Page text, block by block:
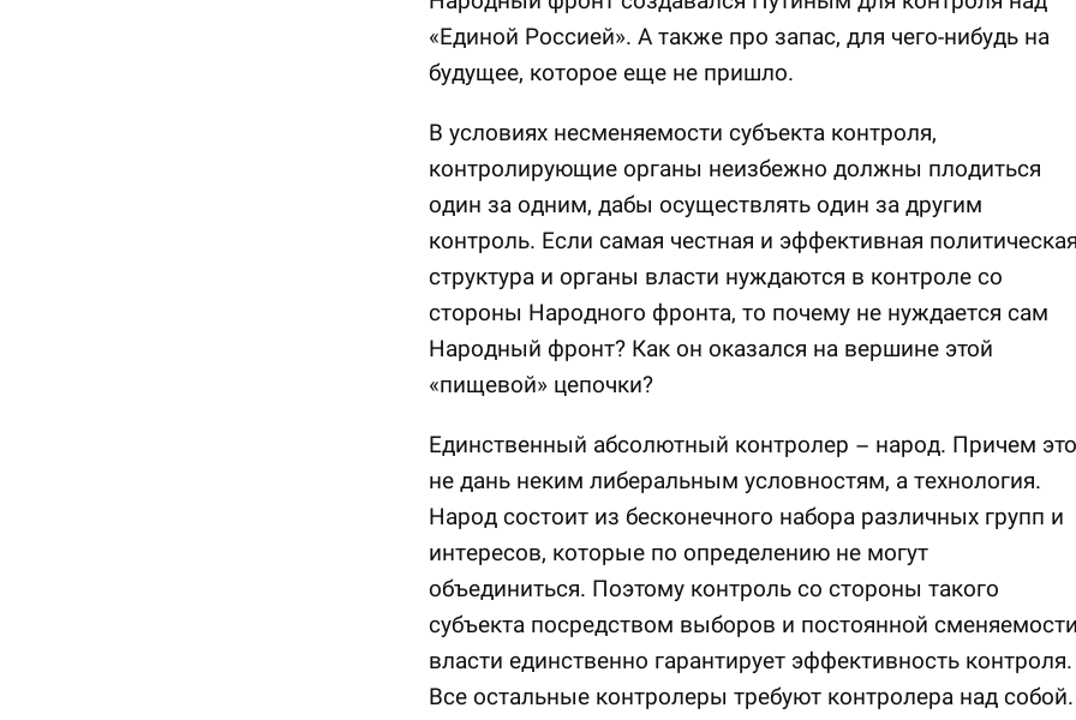
«Единой Россией». А также про запас, для чего-нибудь на
будущее, которое еще не пришло.
В условиях несменяемости субъекта контроля,
контролирующие органы неизбежно должны плодиться
один за одним, дабы осуществлять один за другим
контроль. Если самая честная и эффективная
структура и органы власти нуждаются в контроле со
стороны Народного фронта, то почему не нуждается сам
Народный фронт? Как он оказался на вершине этой
«пищевой» цепочки?
Единственный абсолютный контролер – народ. Причем это
не дань неким либеральным условностям, а технология.
Народ состоит из бесконечного набора различных групп и
интересов, которые по определению не могут
объединиться. Поэтому контроль со стороны такого
субъекта посредством выборов и постоянной
власти единственно гарантирует эффективность контроля.
Все остальные контролеры требуют контролера над собой.